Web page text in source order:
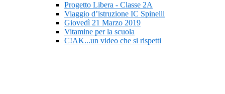
Progetto Libera - Classe 2A
Viaggio d’istruzione IC Spinelli
Giovedì 21 Marzo 2019
Vitamine per la scuola
C!AK...un video che si rispetti